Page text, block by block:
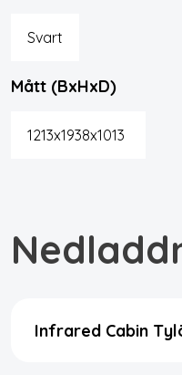
Svart
Mått (BxHxD)
1213x1938x1013
Infrared Cabin